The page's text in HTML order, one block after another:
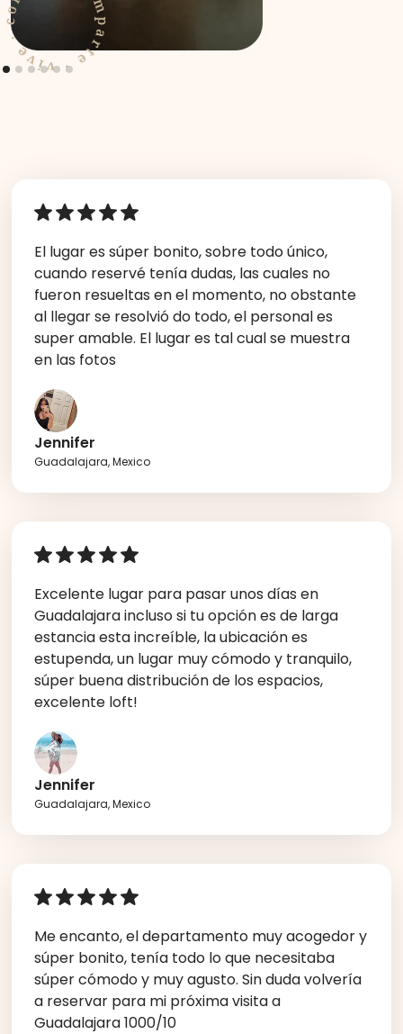
El lugar es súper bonito, sobre todo único,
cuando reservé tenía dudas, las cuales no
fueron resueltas en el momento, no obstante
al llegar se resolvió do todo, el personal es
super amable. El lugar es tal cual se muestra
en las fotos
Jennifer
Guadalajara, Mexico
Excelente lugar para pasar unos días en
Guadalajara incluso si tu opción es de larga
estancia esta increíble, la ubicación es
estupenda, un lugar muy cómodo y tranquilo,
súper buena distribución de los espacios,
excelente loft!
Jennifer
Guadalajara, Mexico
Me encanto, el departamento muy acogedor y
súper bonito, tenía todo lo que necesitaba
súper cómodo y muy agusto. Sin duda volvería
a reservar para mi próxima visita a
Guadalajara 1000/10